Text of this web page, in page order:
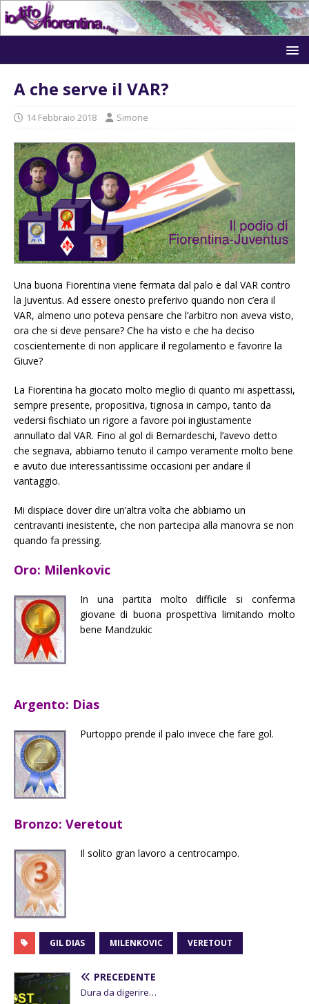
A che serve il VAR?
14 Febbraio 2018 Simone
Una buona Fiorentina viene fermata dal palo e dal VAR contro
la Juventus. Ad essere onesto preferivo quando non c’era il
VAR, almeno uno poteva pensare che l’arbitro non aveva visto,
ora che si deve pensare? Che ha visto e che ha deciso
coscientemente di non applicare il regolamento e favorire la
Giuve?
La Fiorentina ha giocato molto meglio di quanto mi aspettassi,
sempre presente, propositiva, tignosa in campo, tanto da
vedersi fischiato un rigore a favore poi ingiustamente
annullato dal VAR. Fino al gol di Bernardeschi, l’avevo detto
che segnava, abbiamo tenuto il campo veramente molto bene
e avuto due interessantissime occasioni per andare il
vantaggio.
Mi dispiace dover dire un’altra volta che abbiamo un
centravanti inesistente, che non partecipa alla manovra se non
quando fa pressing.
Oro: Milenkovic
In una partita molto difficile si conferma
giovane di buona prospettiva limitando molto
bene Mandzukic
Argento: Dias
Purtoppo prende il palo invece che fare gol.
Bronzo: Veretout
Il solito gran lavoro a centrocampo.
GIL DIAS MILENKOVIC VERETOUT
PRECEDENTE
Dura da digerire…